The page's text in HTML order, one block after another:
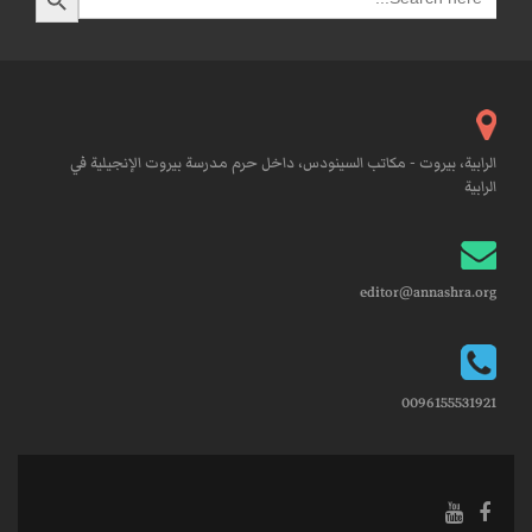
الرابية، بيروت - مكاتب السينودس، داخل حرم مدرسة بيروت الإنجيلية في
الرابية
editor@annashra.org
0096155531921